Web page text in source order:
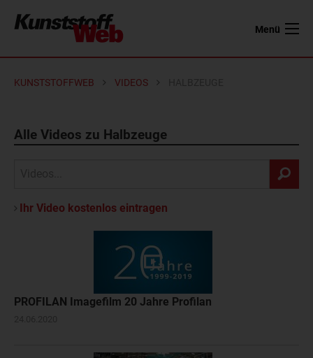
Menü
KUNSTSTOFFWEB VIDEOS
Alle Videos zu Halbzeuge
Ihr Video kostenlos eintragen
PROFILAN Imagefilm 20 Jahre Profilan